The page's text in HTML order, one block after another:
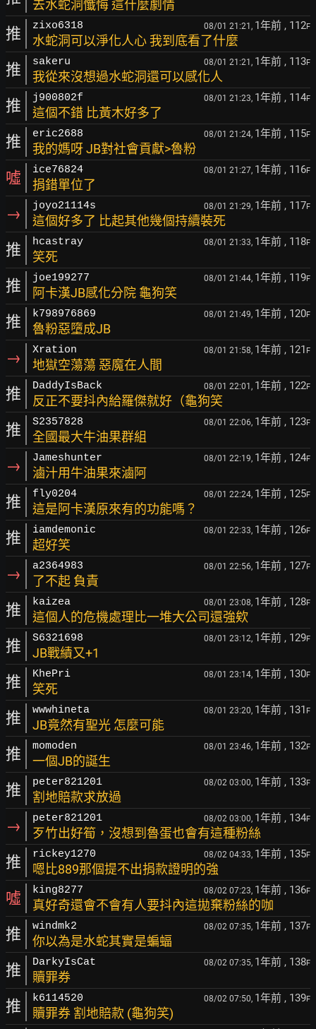
去水蛇洞懺悔 這什麼劇情
推 zixo6318 08/01 21:21, 1年前 , 112F
水蛇洞可以淨化人心 我到底看了什麼
推 sakeru 08/01 21:21, 1年前 , 113F
我從來沒想過水蛇洞還可以感化人
推 j900802f 08/01 21:23, 1年前 , 114F
這個不錯 比黃木好多了
推 eric2688 08/01 21:24, 1年前 , 115F
我的媽呀 JB對社會貢獻>魯粉
噓 ice76824 08/01 21:27, 1年前 , 116F
捐錯單位了
→ joyo21114s 08/01 21:29, 1年前 , 117F
這個好多了 比起其他幾個持續裝死
推 hcastray 08/01 21:33, 1年前 , 118F
笑死
推 joe199277 08/01 21:44, 1年前 , 119F
阿卡漢JB感化分院 龜狗笑
推 k798976869 08/01 21:49, 1年前 , 120F
魯粉惡墮成JB
→ Xration 08/01 21:58, 1年前 , 121 F
地獄空蕩蕩 惡魔在人間
推 DaddyIsBack 08/01 22:01, 1年前 , 122F
反正不要抖內給羅傑就好（龜狗笑
推 S2357828 08/01 22:06, 1年前 , 123F
全國最大牛油果群組
→ Jameshunter 08/01 22:19, 1年前 , 124F
滷汁用牛油果來滷阿
推 fly0204 08/01 22:24, 1年前 , 125F
這是阿卡漢原來有的功能嗎？
推 iamdemonic 08/01 22:33, 1年前 , 126F
超好笑
→ a2364983 08/01 22:56, 1年前 , 127F
了不起 負責
推 kaizea 08/01 23:08, 1年前 , 128F
這個人的危機處理比一堆大公司還強欸
推 S6321698 08/01 23:12, 1年前 , 129F
JB戰績又+1
推 KhePri 08/01 23:14, 1年前 , 130F
笑死
推 wwwhineta 08/01 23:20, 1年前 , 131 F
JB竟然有聖光 怎麼可能
推 momoden 08/01 23:46, 1年前 , 132F
一個JB的誕生
推 peter821201 08/02 03:00, 1年前 , 133F
割地賠款求放過
→ peter821201 08/02 03:00, 1年前 , 134F
歹竹出好筍，沒想到魯蛋也會有這種粉絲
推 rickey1270 08/02 04:33, 1年前 , 135F
嗯比889那個提不出捐款證明的強
噓 king8277 08/02 07:23, 1年前 , 136F
真好奇還會不會有人要抖內這拋棄粉絲的咖
推 windmk2 08/02 07:35, 1年前 , 137F
你以為是水蛇其實是蝙蝠
推 DarkyIsCat 08/02 07:35, 1年前 , 138F
贖罪券
推 k6114520 08/02 07:50, 1年前 , 139F
贖罪券 割地賠款 (龜狗笑)